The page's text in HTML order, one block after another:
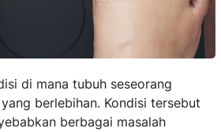
di mana tubuh seseorang
berlebihan. Kondisi tersebut
berbagai masalah